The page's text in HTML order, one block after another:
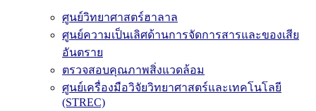
ศูนย์วิทยาศาสตร์ฮาลาล
ศูนย์ความเป็นเลิศด้านการจัดการสารและของเสีย
อันตราย
ตรวจสอบคุณภาพสิ่งแวดล้อม
ศูนย์เครื่องมือวิจัยวิทยาศาสตร์และเทคโนโลยี
(STREC)